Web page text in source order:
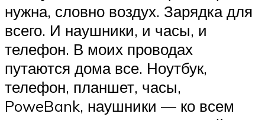
нужна, словно воздух. Зарядка для
всего. И наушники, и часы, и
телефон. В моих проводах
путаются дома все. Ноутбук,
телефон, планшет, часы,
PoweBank, наушники — ко всем